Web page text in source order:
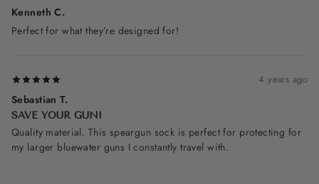
Kenneth C.
Perfect for what they’re designed for!
4 years ago
Sebastian T.
SAVE YOUR GUN!
Quality material. This speargun sock is perfect for protecting for
my larger bluewater guns I constantly travel with.